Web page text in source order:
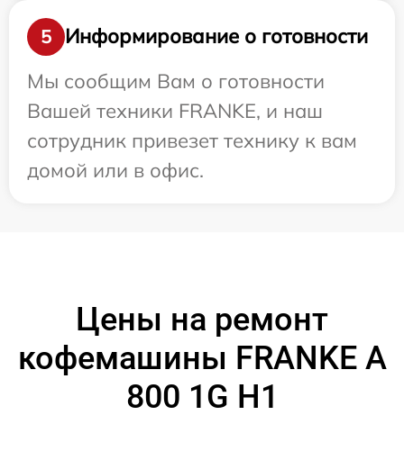
5
Информирование о готовности
Мы сообщим Вам о готовности
Вашей техники FRANKE, и наш
сотрудник привезет технику к вам
домой или в офис.
Цены на ремонт
кофемашины FRANKE A
800 1G H1